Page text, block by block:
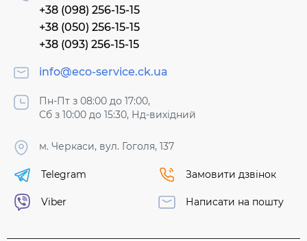
+38 (098) 256-15-15
+38 (050) 256-15-15
+38 (093) 256-15-15
info@eco-service.ck.ua
Пн-Пт з 08:00 до 17:00,
Сб з 10:00 до 15:30, Нд-вихідний
м. Черкаси, вул. Гоголя, 137
Telegram
Viber
Замовити дзвінок
Написати на пошту